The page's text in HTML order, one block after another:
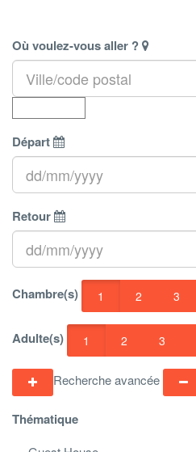
Où voulez-vous aller ?
Départ
Retour
Chambre(s) 1 2 3
Adulte(s) 1 2 3
Recherche avancée
Thématique